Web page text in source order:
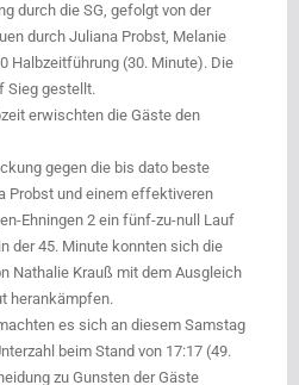
durch die SG, gefolgt von der
durch Juliana Probst, Melanie
Halbzeitführung (30. Minute). Die
Sieg gestellt.
erwischten die Gäste den
gegen die bis dato beste
Probst und einem effektiveren
Ehningen 2 ein fünf-zu-null Lauf
der 45. Minute konnten sich die
Nathalie Krauß mit dem Ausgleich
herankämpfen.
es sich an diesem Samstag
beim Stand von 17:17 (49.
zu Gunsten der Gäste